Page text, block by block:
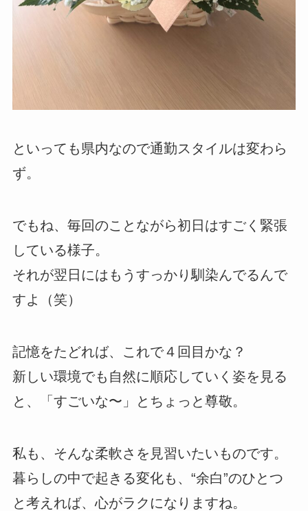
といっても県内なので通勤スタイルは変わら
ず。
でもね、毎回のことながら初日はすごく緊張
している様子。
それが翌日にはもうすっかり馴染んでるんで
すよ（笑）
記憶をたどれば、これで４回目かな？
新しい環境でも自然に順応していく姿を見る
と、「すごいな〜」とちょっと尊敬。
私も、そんな柔軟さを見習いたいものです。
暮らしの中で起きる変化も、“余白”のひとつ
と考えれば、心がラクになりますね。